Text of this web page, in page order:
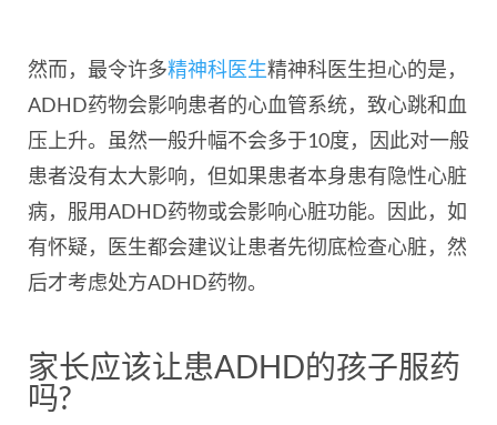
然而，最令许多精神科医生精神科医生担心的是，
ADHD药物会影响患者的心血管系统，致心跳和血
压上升。虽然一般升幅不会多于10度，因此对一般
患者没有太大影响，但如果患者本身患有隐性心脏
病，服用ADHD药物或会影响心脏功能。因此，如
有怀疑，医生都会建议让患者先彻底检查心脏，然
后才考虑处方ADHD药物。
家长应该让患ADHD的孩子服药
吗?